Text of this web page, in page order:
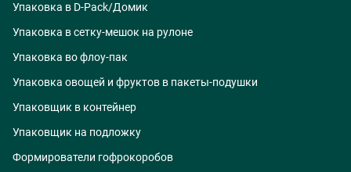
Упаковка в D-Pack/Домик
Упаковка в сетку-мешок на рулоне
Упаковка во флоу-пак
Упаковка овощей и фруктов в пакеты-подушки
Упаковщик в контейнер
Упаковщик на подложку
Формирователи гофрокоробов